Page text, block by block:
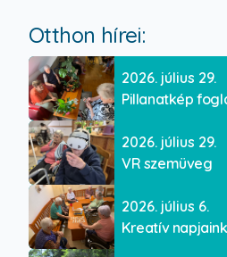
Otthon hírei:
2026. július 29.
Pillanatkép
2026. július 29.
VR szemüveg
2026. július 6.
Kreatív